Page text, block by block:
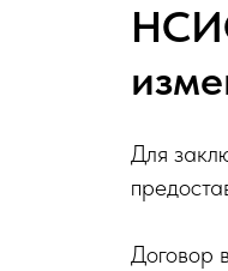
Для
Договор